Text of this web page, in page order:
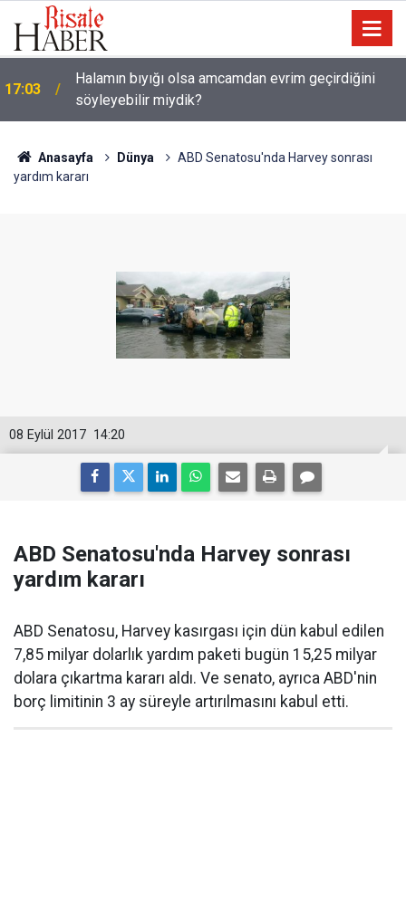
17:03
Halamın bıyığı olsa amcamdan evrim geçirdiğini
söyleyebilir miydik?
16:05
Güneş Tutulması 12 Ağustos'ta: Türkiye'den
görülecek mi?
Anasayfa Dünya
ABD Senatosu'nda Harvey sonrası
yardım kararı
14:20
08 Eylül 2017
ABD Senatosu'nda Harvey sonrası
yardım kararı
ABD Senatosu, Harvey kasırgası için dün kabul edilen
7,85 milyar dolarlık yardım paketi bugün 15,25 milyar
dolara çıkartma kararı aldı. Ve senato, ayrıca ABD'nin
borç limitinin 3 ay süreyle artırılmasını kabul etti.